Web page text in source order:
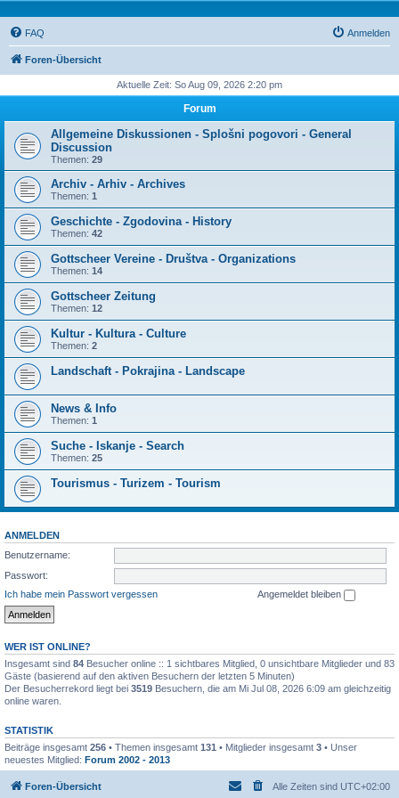
FAQ Anmelden
Foren-Übersicht
Aktuelle Zeit: So Aug 09, 2026 2:20 pm
Forum
Allgemeine Diskussionen - Splošni pogovori - General
Discussion
Themen: 29
Archiv - Arhiv - Archives
Themen: 1
Geschichte - Zgodovina - History
Themen: 42
Gottscheer Vereine - Društva - Organizations
Themen: 14
Gottscheer Zeitung
Themen: 12
Kultur - Kultura - Culture
Themen: 2
Landschaft - Pokrajina - Landscape
News & Info
Themen: 1
Suche - Iskanje - Search
Themen: 25
Tourismus - Turizem - Tourism
ANMELDEN
Benutzername:
Passwort:
Ich habe mein Passwort vergessen
Angemeldet bleiben
WER IST ONLINE?
Insgesamt sind 84 Besucher online :: 1 sichtbares Mitglied, 0 unsichtbare Mitglieder und 83
Gäste (basierend auf den aktiven Besuchern der letzten 5 Minuten)
Der Besucherrekord liegt bei 3519 Besuchern, die am Mi Jul 08, 2026 6:09 am gleichzeitig
online waren.
STATISTIK
Beiträge insgesamt 256 • Themen insgesamt 131 • Mitglieder insgesamt 3 • Unser
neuestes Mitglied: Forum 2002 - 2013
Foren-Übersicht Alle Zeiten sind UTC+02:00